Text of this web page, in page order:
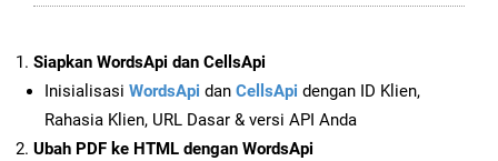
Siapkan WordsApi dan CellsApi
Inisialisasi WordsApi dan CellsApi dengan ID Klien,
Rahasia Klien, URL Dasar & versi API Anda
Ubah PDF ke HTML dengan WordsApi